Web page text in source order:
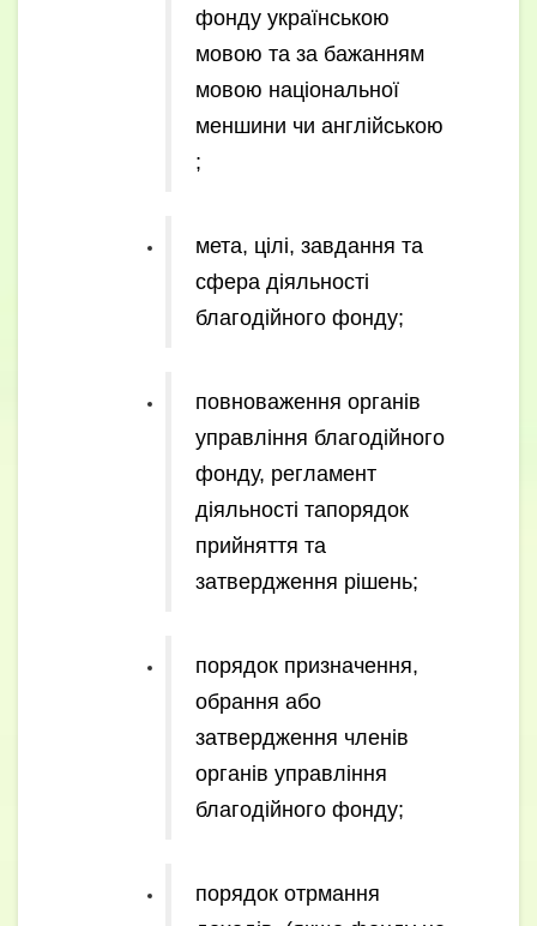
фонду українською
мовою та за бажанням
мовою національної
меншини чи англійською
;
мета, цілі, завдання та
сфера діяльності
благодійного фонду;
повноваження органів
управління благодійного
фонду, регламент
діяльності тапорядок
прийняття та
затвердження рішень;
порядок призначення,
обрання або
затвердження членів
органів управління
благодійного фонду;
порядок отрмання